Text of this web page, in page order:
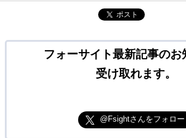
ポスト
フォーサイト最新記事のお
受け取れます。
@Fsightさんをフォロー